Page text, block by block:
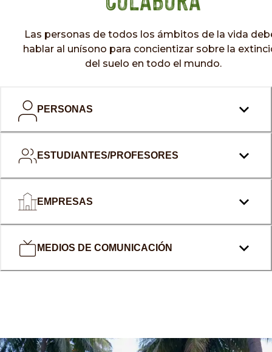
Las personas de todos los ámbitos de la vida
hablar al unísono para concientizar sobre la
del suelo en todo el mundo.
PERSONAS
ESTUDIANTES/PROFESORES
EMPRESAS
MEDIOS DE COMUNICACIÓN